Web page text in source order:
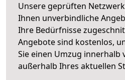
Unsere geprüften
Ihnen unverbindliche
Ihre Bedürfnisse
Angebote sind kostenlos,
Sie einen Umzug innerhalb
außerhalb Ihres aktuellen